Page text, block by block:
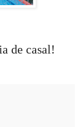
de casal!